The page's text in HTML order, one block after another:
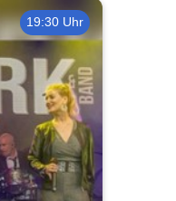
19:30 Uhr